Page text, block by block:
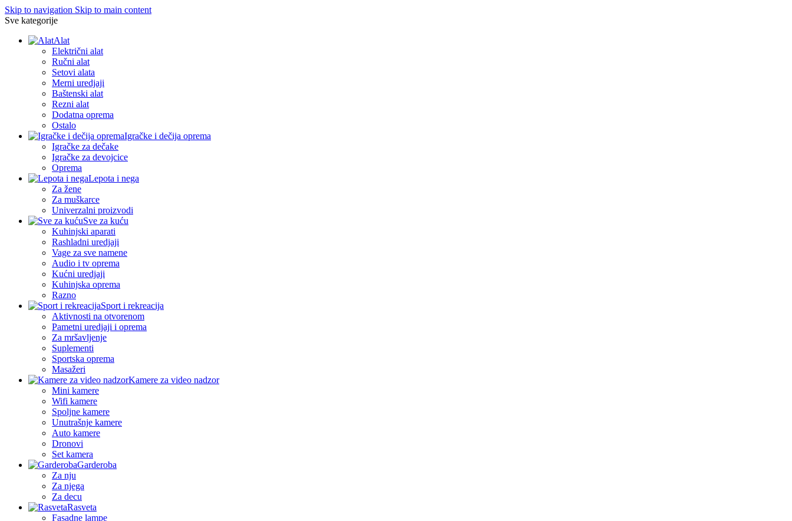
Skip to navigation Skip to main content
Sve kategorije
Alat
Električni alat
Ručni alat
Setovi alata
Merni uredjaji
Baštenski alat
Rezni alat
Dodatna oprema
Ostalo
Igračke i dečija oprema
Igračke za dečake
Igračke za devojcice
Oprema
Lepota i nega
Za žene
Za muškarce
Univerzalni proizvodi
Sve za kuću
Kuhinjski aparati
Rashladni uredjaji
Vage za sve namene
Audio i tv oprema
Kućni uredjaji
Kuhinjska oprema
Razno
Sport i rekreacija
Aktivnosti na otvorenom
Pametni uredjaji i oprema
Za mršavljenje
Suplementi
Sportska oprema
Masažeri
Kamere za video nadzor
Mini kamere
Wifi kamere
Spoljne kamere
Unutrašnje kamere
Auto kamere
Dronovi
Set kamera
Garderoba
Za nju
Za njega
Za decu
Rasveta
Fasadne lampe